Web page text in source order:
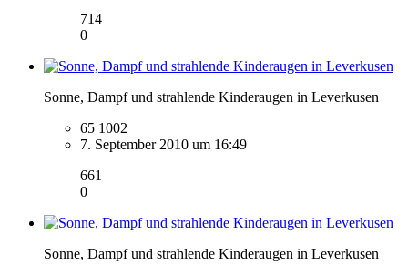
714
0
Sonne, Dampf und strahlende Kinderaugen in Leverkusen
65 1002
7. September 2010 um 16:49
661
0
Sonne, Dampf und strahlende Kinderaugen in Leverkusen